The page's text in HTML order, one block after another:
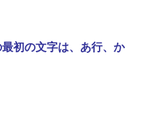
初の文字は、あ行、か